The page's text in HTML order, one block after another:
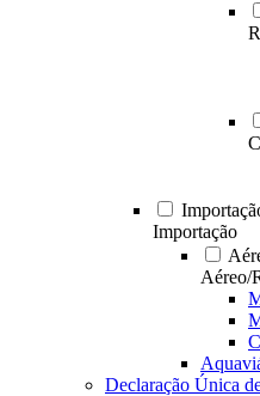
Importação
Aéreo/
Declaração Única